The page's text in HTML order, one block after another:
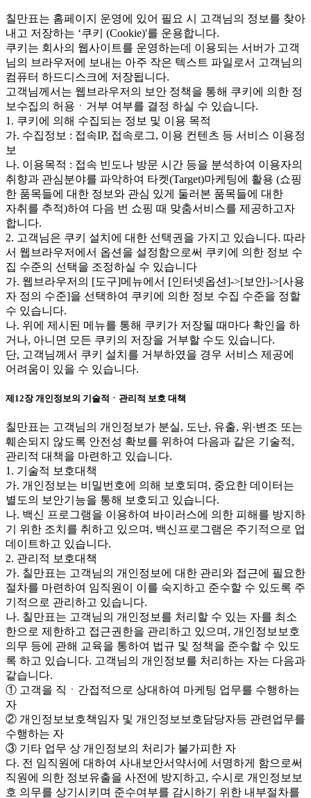
칠만표는 홈페이지 운영에 있어 필요 시 고객님의 정보를 찾아
내고 저장하는 ‘쿠키 (Cookie)'를 운용합니다.
쿠키는 회사의 웹사이트를 운영하는데 이용되는 서버가 고객
님의 브라우저에 보내는 아주 작은 텍스트 파일로서 고객님의
컴퓨터 하드디스크에 저장됩니다.
고객님께서는 웹브라우저의 보안 정책을 통해 쿠키에 의한 정
보수집의 허용ㆍ거부 여부를 결정 하실 수 있습니다.
1. 쿠키에 의해 수집되는 정보 및 이용 목적
가. 수집정보 : 접속IP, 접속로그, 이용 컨텐츠 등 서비스 이용정
보
나. 이용목적 : 접속 빈도나 방문 시간 등을 분석하여 이용자의
취향과 관심분야를 파악하여 타켓(Target)마케팅에 활용 (쇼핑
한 품목들에 대한 정보와 관심 있게 둘러본 품목들에 대한
자취를 추적)하여 다음 번 쇼핑 때 맞춤서비스를 제공하고자
합니다.
2. 고객님은 쿠키 설치에 대한 선택권을 가지고 있습니다. 따라
서 웹브라우저에서 옵션을 설정함으로써 쿠키에 의한 정보 수
집 수준의 선택을 조정하실 수 있습니다
가. 웹브라우저의 [도구]메뉴에서 [인터넷옵션]->[보안]->[사용
자 정의 수준]을 선택하여 쿠키에 의한 정보 수집 수준을 정할
수 있습니다.
나. 위에 제시된 메뉴를 통해 쿠키가 저장될 때마다 확인을 하
거나, 아니면 모든 쿠키의 저장을 거부할 수도 있습니다.
단, 고객님께서 쿠키 설치를 거부하였을 경우 서비스 제공에
어려움이 있을 수 있습니다.
제12장 개인정보의 기술적ㆍ관리적 보호 대책
칠만표는 고객님의 개인정보가 분실, 도난, 유출, 위∙변조 또는
훼손되지 않도록 안전성 확보를 위하여 다음과 같은 기술적,
관리적 대책을 마련하고 있습니다.
1. 기술적 보호대책
가. 개인정보는 비밀번호에 의해 보호되며, 중요한 데이터는
별도의 보안기능을 통해 보호되고 있습니다.
나. 백신 프로그램을 이용하여 바이러스에 의한 피해를 방지하
기 위한 조치를 취하고 있으며, 백신프로그램은 주기적으로 업
데이트하고 있습니다.
2. 관리적 보호대책
가. 칠만표는 고객님의 개인정보에 대한 관리와 접근에 필요한
절차를 마련하여 임직원이 이를 숙지하고 준수할 수 있도록 주
기적으로 관리하고 있습니다.
나. 칠만표는 고객님의 개인정보를 처리할 수 있는 자를 최소
한으로 제한하고 접근권한을 관리하고 있으며, 개인정보보호
의무 등에 관해 교육을 통하여 법규 및 정책을 준수할 수 있도
록 하고 있습니다. 고객님의 개인정보를 처리하는 자는 다음과
같습니다.
① 고객을 직ㆍ간접적으로 상대하여 마케팅 업무를 수행하는
자
② 개인정보보호책임자 및 개인정보보호담당자등 관련업무를
수행하는 자
③ 기타 업무 상 개인정보의 처리가 불가피한 자
다. 전 임직원에 대하여 사내보안서약서에 서명하게 함으로써
직원에 의한 정보유출을 사전에 방지하고, 수시로 개인정보보
호 의무를 상기시키며 준수여부를 감시하기 위한 내부절차를